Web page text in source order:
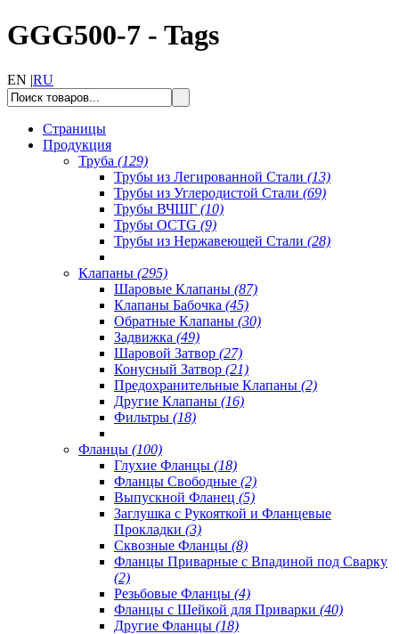
GGG500-7 - Tags
EN |RU
Страницы
Продукция
Труба (129)
Трубы из Легированной Стали (13)
Трубы из Углеродистой Стали (69)
Трубы ВЧШГ (10)
Трубы OCTG (9)
Трубы из Нержавеющей Стали (28)
Клапаны (295)
Шаровые Клапаны (87)
Клапаны Бабочка (45)
Обратные Клапаны (30)
Задвижка (49)
Шаровой Затвор (27)
Конусный Затвор (21)
Предохранительные Клапаны (2)
Другие Клапаны (16)
Фильтры (18)
Фланцы (100)
Глухие Фланцы (18)
Фланцы Свободные (2)
Выпускной Фланец (5)
Заглушка с Рукояткой и Фланцевые
Прокладки (3)
Сквозные Фланцы (8)
Фланцы Приварные с Впадиной под Сварку
(2)
Резьбовые Фланцы (4)
Фланцы с Шейкой для Приварки (40)
Другие Фланцы (18)